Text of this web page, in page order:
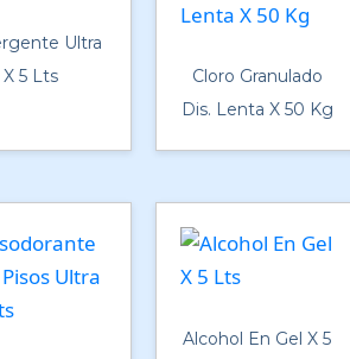
Ultra
X 5 Lts
Cloro Granulado
Dis. Lenta X 50 Kg
Alcohol En Gel X 5